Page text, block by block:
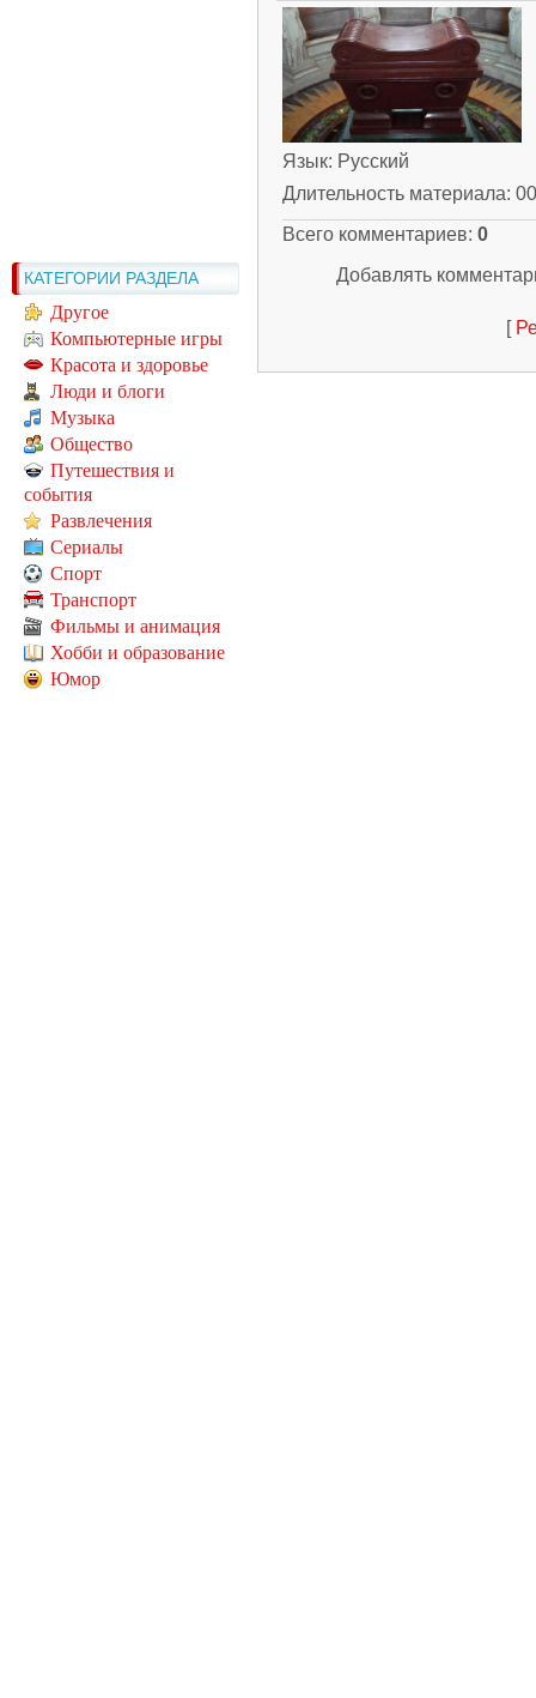
КАТЕГОРИИ РАЗДЕЛА
Другое
Компьютерные игры
Красота и здоровье
Люди и блоги
Музыка
Общество
Путешествия и
события
Развлечения
Сериалы
Спорт
Транспорт
Фильмы и анимация
Хобби и образование
Юмор
Язык: Русский
Длительность материала:
Всего комментариев: 0
Добавлять
[